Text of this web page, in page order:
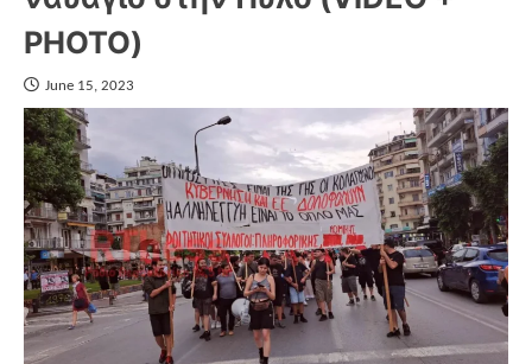
PHOTO)
June 15, 2023